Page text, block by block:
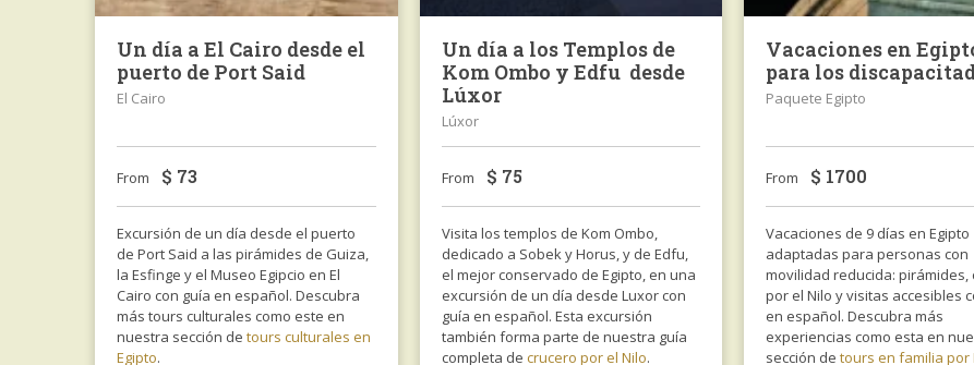
Un día a El Cairo desde el
puerto de Port Said
El Cairo
From $ 73
Excursión de un día desde el puerto
de Port Said a las pirámides de Guiza,
la Esfinge y el Museo Egipcio en El
Cairo con guía en español. Descubra
más tours culturales como este en
nuestra sección de tours culturales en
Egipto.
Un día a los Templos de
Kom Ombo y Edfu desde
Lúxor
Lúxor
From $ 75
Visita los templos de Kom Ombo,
dedicado a Sobek y Horus, y de Edfu,
el mejor conservado de Egipto, en una
excursión de un día desde Luxor con
guía en español. Esta excursión
también forma parte de nuestra guía
completa de crucero por el Nilo.
Vacaciones en
para los
Paquete Egipto
From $ 1700
Vacaciones de 9 días en Egipto
adaptadas para personas con
movilidad reducida: pirámides,
por el Nilo y visitas accesibles
en español. Descubra más
experiencias como esta en
sección de tours en familia por